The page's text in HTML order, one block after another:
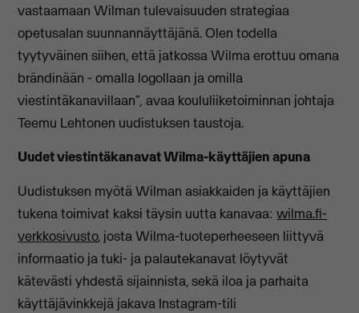
vastaamaan Wilman tulevaisuuden strategiaa
opetusalan suunnannäyttäjänä. Olen todella
tyytyväinen siihen, että jatkossa Wilma erottuu omana
brändinään - omalla logollaan ja omilla
viestintäkanavillaan”,avaa koululiiketoiminnan johtaja
Teemu Lehtonen uudistuksen taustoja.
Uudet viestintäkanavat Wilma-käyttäjien apuna
Uudistuksen myötä Wilman asiakkaiden ja käyttäjien
tukena toimivat kaksi täysin uutta kanavaa:wilma.fi-
verkkosivusto, josta Wilma-tuoteperheeseen liittyvä
informaatio ja tuki- ja palautekanavat löytyvät
kätevästi yhdestä sijainnista, sekä iloa ja parhaita
käyttäjävinkkejä jakava Instagram-tili